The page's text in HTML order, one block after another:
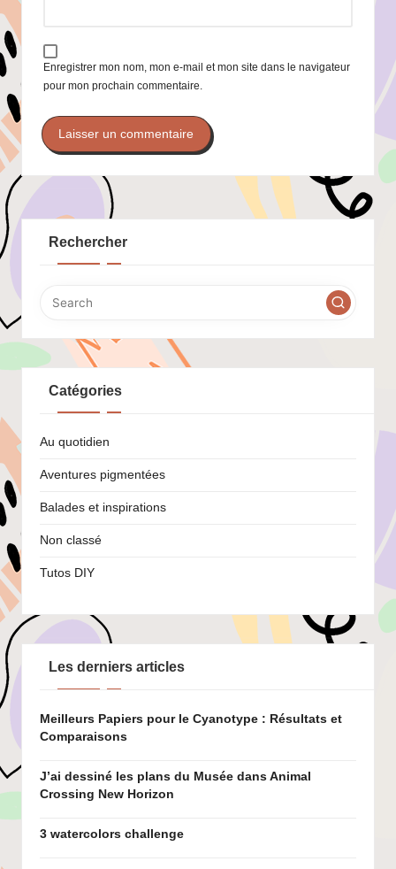
Enregistrer mon nom, mon e-mail et mon site dans le navigateur
pour mon prochain commentaire.
Rechercher
Catégories
Au quotidien
Aventures pigmentées
Balades et inspirations
Non classé
Tutos DIY
Les derniers articles
Meilleurs Papiers pour le Cyanotype : Résultats et
Comparaisons
J’ai dessiné les plans du Musée dans Animal
Crossing New Horizon
3 watercolors challenge